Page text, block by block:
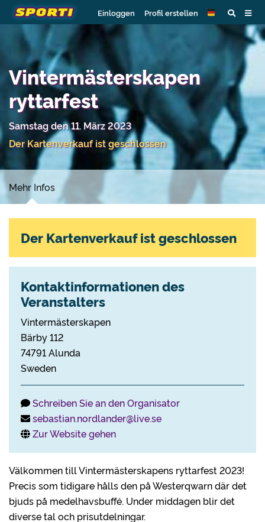
Einloggen Profil erstellen
Vintermästerskapen
ryttarfest
Samstag den 11. März 2023
Der Kartenverkauf ist geschlossen
Mehr Infos
Välkommen till Vintermästerskapens ryttarfest 2023!
Precis som tidigare hålls den på Westerqwarn där det
bjuds på medelhavsbuffé. Under middagen blir det
diverse tal och prisutdelningar.
Der Kartenverkauf ist geschlossen
Kontaktinformationen des
Veranstalters
Vintermästerskapen
Bärby 112
74791 Alunda
Sweden
Schreiben Sie an den Organisator
sebastian.nordlander@live.se
Zur Website gehen